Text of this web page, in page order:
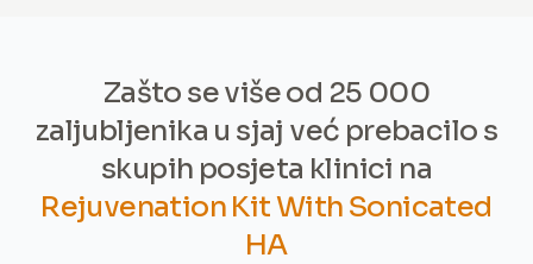
Zašto se više od 25 000
zaljubljenika u sjaj već prebacilo s
skupih posjeta klinici na
Rejuvenation Kit With Sonicated
HA